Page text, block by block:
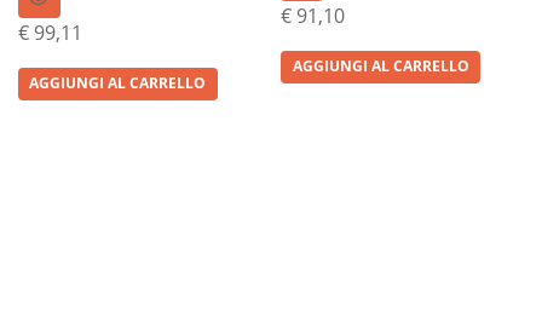
€ 99,11
AGGIUNGI AL CARRELLO
€ 91,10
AGGIUNGI AL CARRELLO